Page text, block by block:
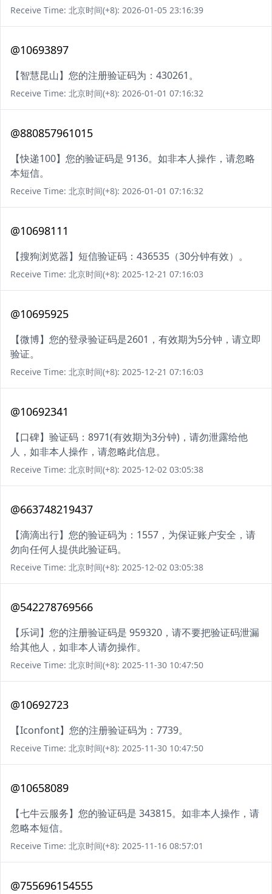
Receive Time: 北京时间(+8): 2026-01-05 23:16:39
@10693897
【智慧昆山】您的注册验证码为：430261。
Receive Time: 北京时间(+8): 2026-01-01 07:16:32
@880857961015
【快递100】您的验证码是 9136。如非本人操作，请忽略
本短信。
Receive Time: 北京时间(+8): 2026-01-01 07:16:32
@10698111
【搜狗浏览器】短信验证码：436535（30分钟有效）。
Receive Time: 北京时间(+8): 2025-12-21 07:16:03
@10695925
【微博】您的登录验证码是2601，有效期为5分钟，请立即
验证。
Receive Time: 北京时间(+8): 2025-12-21 07:16:03
@10692341
【口碑】验证码：8971(有效期为3分钟)，请勿泄露给他
人，如非本人操作，请忽略此信息。
Receive Time: 北京时间(+8): 2025-12-02 03:05:38
@663748219437
【滴滴出行】您的验证码为：1557，为保证账户安全，请
勿向任何人提供此验证码。
Receive Time: 北京时间(+8): 2025-12-02 03:05:38
@542278769566
【乐词】您的注册验证码是 959320，请不要把验证码泄漏
给其他人，如非本人请勿操作。
Receive Time: 北京时间(+8): 2025-11-30 10:47:50
@10692723
【Iconfont】您的注册验证码为：7739。
Receive Time: 北京时间(+8): 2025-11-30 10:47:50
@10658089
【七牛云服务】您的验证码是 343815。如非本人操作，请
忽略本短信。
Receive Time: 北京时间(+8): 2025-11-16 08:57:01
@755696154555